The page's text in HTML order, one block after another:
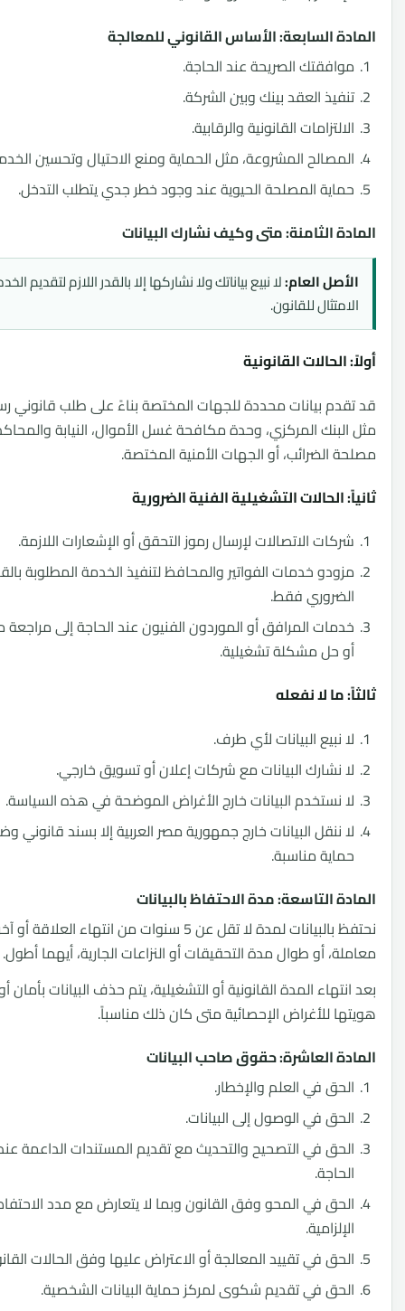
السابعة: الأساس القانوني للمعالجة
الصريحة عند الحاجة.
العقد بينك وبين الشركة.
القانونية والرقابية.
المشروعة، مثل الحماية ومنع الاحتيال وتحسين الخدمة.
المصلحة الحيوية عند وجود خطر جدي يتطلب التدخل.
الثامنة: متى وكيف نشارك البيانات
العام:لا نبيع بياناتك ولا نشاركها إلا بالقدر اللازم لتقديم الخدمة أو
للقانون.
القانونية
بيانات محددة للجهات المختصة بناءً على طلب قانوني رسمي،
المركزي، وحدة مكافحة غسل الأموال، النيابة والمحاكم،
الضرائب، أو الجهات الأمنية المختصة.
الحالات التشغيلية الفنية الضرورية
الاتصالات لإرسال رموز التحقق أو الإشعارات اللازمة.
خدمات الفواتير والمحافظ لتنفيذ الخدمة المطلوبة بالقدر
فقط.
المرافق أو الموردون الفنيون عند الحاجة إلى مراجعة معاملة
حل مشكلة تشغيلية.
ما لا نفعله
نبيع البيانات لأي طرف.
نشارك البيانات مع شركات إعلان أو تسويق خارجي.
نستخدم البيانات خارج الأغراض الموضحة في هذه السياسة.
ننقل البيانات خارج جمهورية مصر العربية إلا بسند قانوني وضمانات
مناسبة.
التاسعة: مدة الاحتفاظ بالبيانات
نحتفظ بالبيانات لمدة لا تقل عن 5 سنوات من انتهاء العلاقة أو آخر
أو طوال مدة التحقيقات أو النزاعات الجارية، أيهما أطول.
المدة القانونية أو التشغيلية، يتم حذف البيانات بأمان أو إخفاء
للأغراض الإحصائية متى كان ذلك مناسباً.
العاشرة: حقوق صاحب البيانات
في العلم والإخطار.
في الوصول إلى البيانات.
في التصحيح والتحديث مع تقديم المستندات الداعمة عند
في المحو وفق القانون وبما لا يتعارض مع مدد الاحتفاظ
في تقييد المعالجة أو الاعتراض عليها وفق الحالات القانونية.
في تقديم شكوى لمركز حماية البيانات الشخصية.